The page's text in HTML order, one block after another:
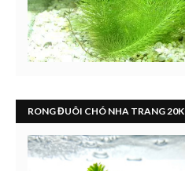
RONG ĐUÔI CHÓ NHA TRANG 20K